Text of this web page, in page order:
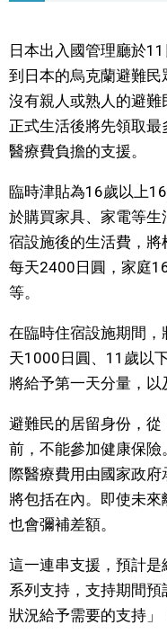
視覺日本
臺灣香港
人物訪談
日本入門
政治外交
社會
財經
文化
科學技術
生活
日本出入國管理廳於
到日本的烏克蘭避難
沒有親人或熟人的避
正式生活後將先領取
醫療費負擔的支援。
臨時津貼為16歲以上
於購買家具、家電等
宿設施後的生活費，
每天2400日圓，家庭
等。
在臨時住宿設施期間
天1000日圓、11歲以
將給予第一天分量，以
避難民的居留身份，
前，不能參加健康保
際醫療費用由國家政
將包括在內。即使未
也會彌補差額。
這一連串支援，預計
系列支持，支持期間
狀況給予需要的支持」